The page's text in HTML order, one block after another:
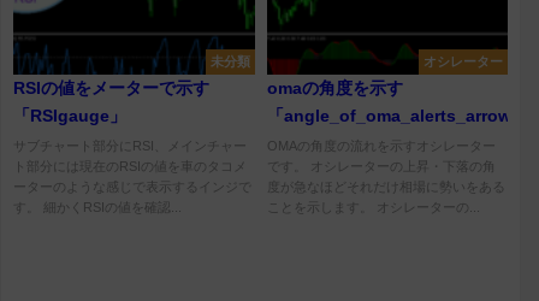
未分類
RSIの値をメーターで示す
「RSIgauge」
サブチャート部分にRSI、メインチャー
ト部分には現在のRSIの値を車のタコメ
ーターのような感じで表示するインジで
す。 細かくRSIの値を確認...
オシレーター
omaの角度を示す
「
OMAの角度の流れを示すオシレーター
です。 オシレーターの上昇・下落の角
度が急なほどそれだけ相場に勢いをある
ことを示します。 オシレーターの...